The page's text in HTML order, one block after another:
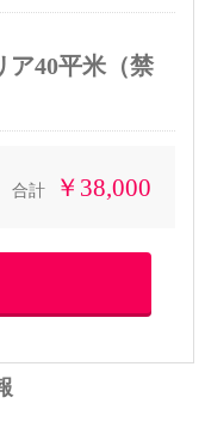
ア40平米（禁
合計 ￥38,000